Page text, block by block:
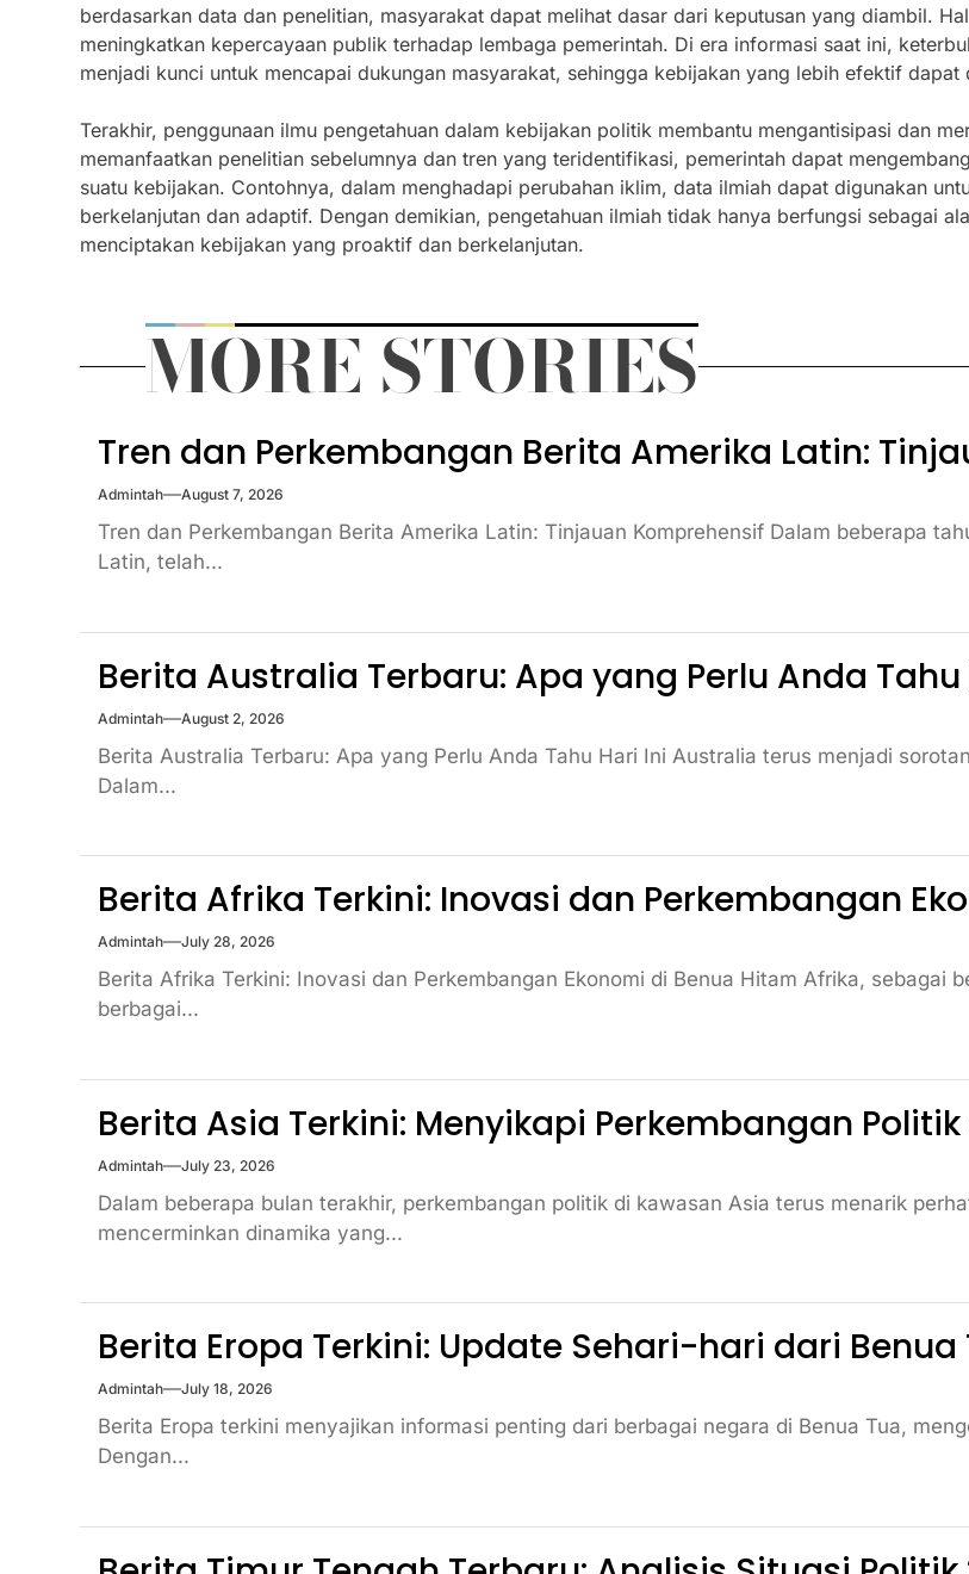
berdasarkan data dan penelitian, masyarakat dapat melihat dasar dari keputusan yang diambil.
meningkatkan kepercayaan publik terhadap lembaga pemerintah. Di era informasi saat ini,
menjadi kunci untuk mencapai dukungan masyarakat, sehingga kebijakan yang lebih efektif dapat
Terakhir, penggunaan ilmu pengetahuan dalam kebijakan politik membantu mengantisipasi dan
memanfaatkan penelitian sebelumnya dan tren yang teridentifikasi, pemerintah dapat
suatu kebijakan. Contohnya, dalam menghadapi perubahan iklim, data ilmiah dapat digunakan
berkelanjutan dan adaptif. Dengan demikian, pengetahuan ilmiah tidak hanya berfungsi sebagai
menciptakan kebijakan yang proaktif dan berkelanjutan.
MORE STORIES
Tren dan Perkembangan Berita Amerika Latin:
Admintah August 7, 2026
Tren dan Perkembangan Berita Amerika Latin: Tinjauan Komprehensif Dalam beberapa
Latin, telah...
Berita Australia Terbaru: Apa yang Perlu Anda Tahu
Admintah August 2, 2026
Berita Australia Terbaru: Apa yang Perlu Anda Tahu Hari Ini Australia terus menjadi
Dalam...
Berita Afrika Terkini: Inovasi dan Perkembangan
Admintah July 28, 2026
Berita Afrika Terkini: Inovasi dan Perkembangan Ekonomi di Benua Hitam Afrika, sebagai
berbagai...
Berita Asia Terkini: Menyikapi Perkembangan
Admintah July 23, 2026
Dalam beberapa bulan terakhir, perkembangan politik di kawasan Asia terus menarik
mencerminkan dinamika yang...
Berita Eropa Terkini: Update Sehari-hari dari Benua
Admintah July 18, 2026
Berita Eropa terkini menyajikan informasi penting dari berbagai negara di Benua Tua,
Dengan...